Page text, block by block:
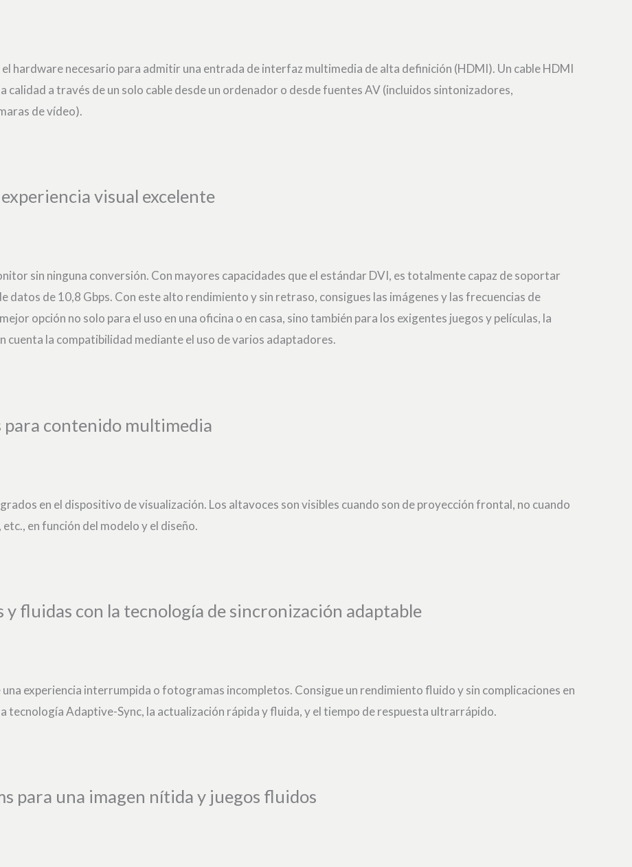
hardware necesario para admitir una entrada de interfaz multimedia de alta definición (HDMI). Un cable HDMI
a través de un solo cable desde un ordenador o desde fuentes AV (incluidos sintonizadores,
de vídeo).
visual excelente
sin ninguna conversión. Con mayores capacidades que el estándar DVI, es totalmente capaz de soportar
datos de 10,8 Gbps. Con este alto rendimiento y sin retraso, consigues las imágenes y las frecuencias de
opción no solo para el uso en una oficina o en casa, sino también para los exigentes juegos y películas, la
cuenta la compatibilidad mediante el uso de varios adaptadores.
contenido multimedia
en el dispositivo de visualización. Los altavoces son visibles cuando son de proyección frontal, no cuando
en función del modelo y el diseño.
y fluidas con la tecnología de sincronización adaptable
experiencia interrumpida o fotogramas incompletos. Consigue un rendimiento fluido y sin complicaciones en
Adaptive-Sync, la actualización rápida y fluida, y el tiempo de respuesta ultrarrápido.
para una imagen nítida y juegos fluidos